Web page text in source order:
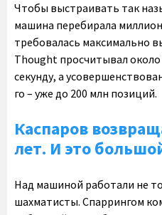
Чтобы выстраивать так
машина перебирала
требовалась максимально
Thought просчитывал
секунду, а
го – уже до 200 млн позиций.
Каспаров
лет. И это
Над машиной работали не
шахматисты. Спаррингом